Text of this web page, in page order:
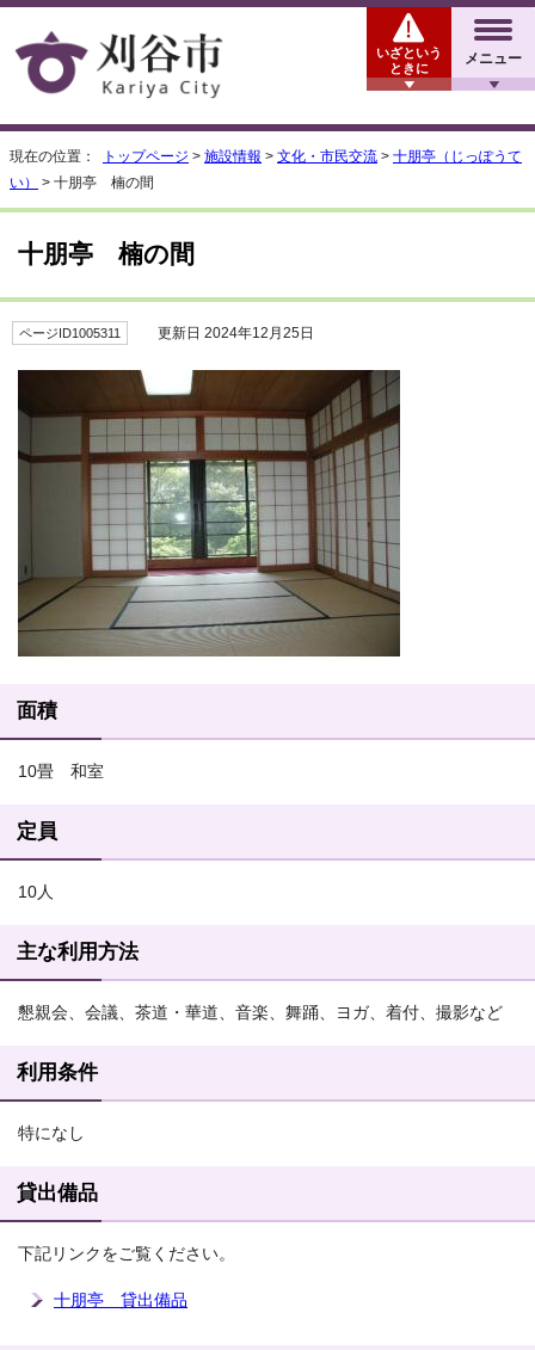
メニュー
いざという
ときに
現在の位置： トップページ > 施設情報 > 文化・市民交流 > 十朋亭（じっぽうて
い）
> 十朋亭 楠の間
十朋亭 楠の間
ページID1005311 更新日 2024年12月25日
面積
10畳 和室
定員
10人
主な利用方法
懇親会、会議、茶道・華道、音楽、舞踊、ヨガ、着付、撮影など
利用条件
特になし
貸出備品
下記リンクをご覧ください。
十朋亭 貸出備品